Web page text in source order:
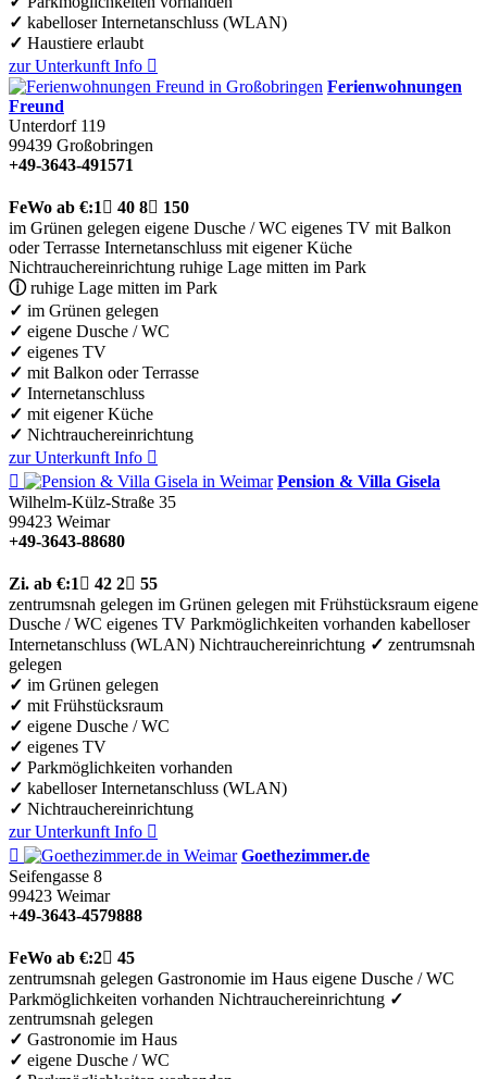
✓ kabelloser Internetanschluss (WLAN)
✓ Haustiere erlaubt
zur Unterkunft Info 
Ferienwohnungen
Freund
Unterdorf 119
99439 Großobringen
+49-3643-491571
FeWo ab €:1  40 8 150
im Grünen gelegen eigene Dusche / WC eigenes TV mit Balkon
oder Terrasse Internetanschluss mit eigener Küche
Nichtrauchereinrichtung ruhige Lage mitten im Park
ⓘruhige Lage mitten im Park
✓ im Grünen gelegen
✓ eigene Dusche / WC
✓ eigenes TV
✓ mit Balkon oder Terrasse
✓ Internetanschluss
✓ mit eigener Küche
✓ Nichtrauchereinrichtung
zur Unterkunft Info 

Pension & Villa Gisela
Wilhelm-Külz-Straße 35
99423 Weimar
+49-3643-88680
Zi. ab €:1  42 2 55
zentrumsnah gelegen im Grünen gelegen mit Frühstücksraum eigene
Dusche / WC eigenes TV Parkmöglichkeiten vorhanden kabelloser
Internetanschluss (WLAN) Nichtrauchereinrichtung ✓ zentrumsnah
gelegen
✓ im Grünen gelegen
✓ mit Frühstücksraum
✓ eigene Dusche / WC
✓ eigenes TV
✓ Parkmöglichkeiten vorhanden
✓ kabelloser Internetanschluss (WLAN)
✓ Nichtrauchereinrichtung
zur Unterkunft Info 

Goethezimmer.de
Seifengasse 8
99423 Weimar
+49-3643-4579888
FeWo ab €:2 45
zentrumsnah gelegen Gastronomie im Haus eigene Dusche / WC
Parkmöglichkeiten vorhanden Nichtrauchereinrichtung ✓
zentrumsnah gelegen
✓ Gastronomie im Haus
✓ eigene Dusche / WC